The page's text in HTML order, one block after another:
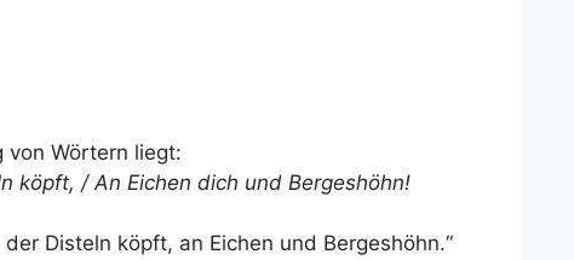
von Wörtern liegt:
köpft, / An Eichen dich und Bergeshöhn!
Disteln köpft, an Eichen und Bergeshöhn.“